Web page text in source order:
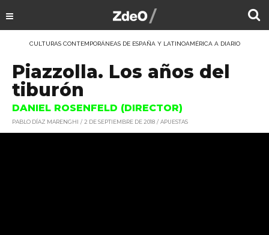
CULTURAS CONTEMPORÁNEAS DE ESPAÑA Y LATINOAMÉRICA A DIARIO
Piazzolla. Los años del
tiburón
DANIEL ROSENFELD (DIRECTOR)
PABLO DÍAZ MARENGHI 2 DE SEPTIEMBRE DE 2018 APUESTAS